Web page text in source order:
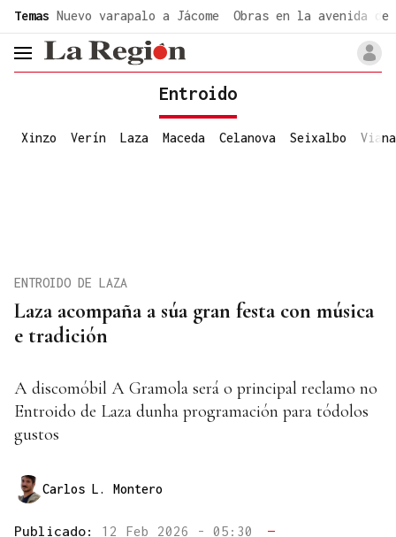
Temas Nuevo varapalo a Jácome Obras en la avenida de
header.menu.open
Entroido
Xinzo Verín Laza Maceda Celanova Seixalbo Viana
Laza acompaña a súa gran festa con música
e tradición
ENTROIDO DE LAZA
A discomóbil A Gramola será o principal reclamo no
Entroido de Laza dunha programación para tódolos
gustos
Carlos L. Montero
Publicado: 12 Feb 2026 - 05:30
—